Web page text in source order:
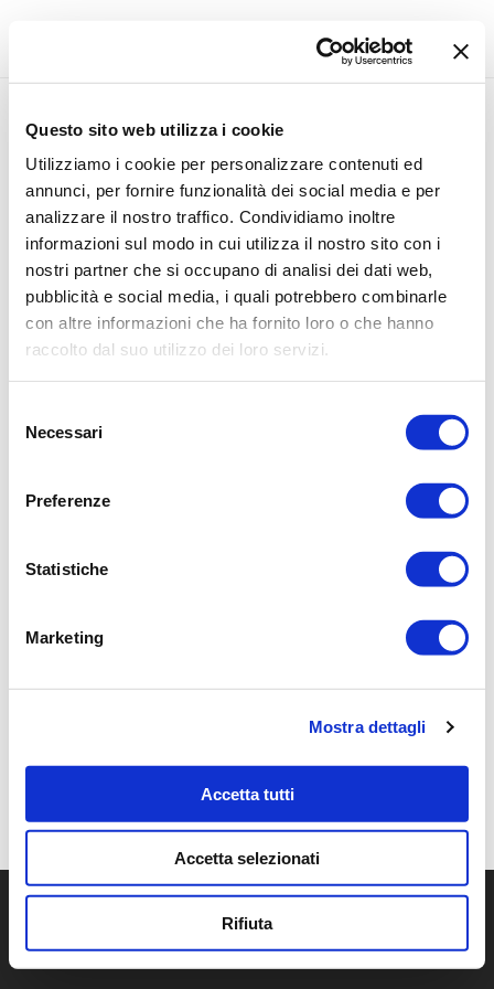
Questo sito web utilizza i cookie
Utilizziamo i cookie per personalizzare contenuti ed
annunci, per fornire funzionalità dei social media e per
analizzare il nostro traffico. Condividiamo inoltre
informazioni sul modo in cui utilizza il nostro sito con i
nostri partner che si occupano di analisi dei dati web,
pubblicità e social media, i quali potrebbero combinarle
con altre informazioni che ha fornito loro o che hanno
raccolto dal suo utilizzo dei loro servizi.
delNecessari
Preferenze
Statistiche
Marketing
Mostra dettagli
Accetta tutti
Accetta selezionati
Rifiuta
Categorie Filtro
Products tagged“cuscineria”
Summer – CRIB5